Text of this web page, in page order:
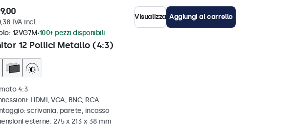
IVA incl.
Visualizza Aggiungi al carrello
12 Pollici Metallo (4:3)
12VG7M 100+ pezzi disponibili
4:3
HDMI, VGA, BNC, RCA
scrivania, parete, incasso
esterne: 275 x 213 x 38 mm